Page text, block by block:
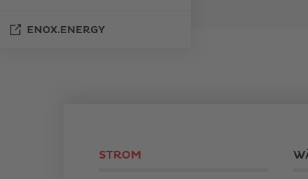
FENSTERENOX.ENERGY
ÖFFNET
STROM